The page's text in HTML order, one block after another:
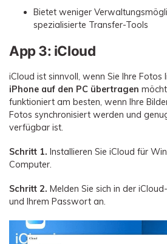
Bietet weniger
spezialisierte Transfer-Tools
App 3: iCloud
iCloud ist sinnvoll, wenn Sie Ihre Fotos
iPhone auf den PC übertragen
funktioniert am besten, wenn Ihre
Fotos synchronisiert werden und
verfügbar ist.
Schritt 1. Installieren Sie iCloud für
Computer.
Schritt 2. Melden Sie sich in der
und Ihrem Passwort an.